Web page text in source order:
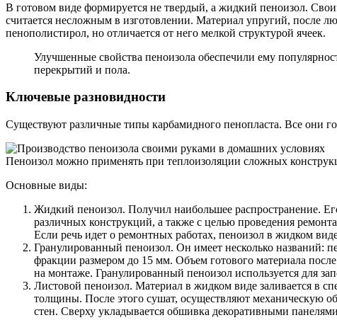
В готовом виде формируется не твердый, а жидкий пеноизол.
считается несложным в изготовлении. Материал упругий, после
пенополистирол, но отличается от него мелкой структурой ячеек.
Улучшенные свойства пеноизола обеспечили ему
перекрытий и пола.
Ключевые разновидности
Существуют различные типы карбамидного пенопласта. Все они
Пеноизол можно применять при теплоизоляции сложных
Основные виды:
Жидкий пеноизол. Получил наибольшее распространение.
различных конструкций, а также с целью проведения
Если речь идет о ремонтных работах, пеноизол в жидком
Гранулированный пеноизол. Он имеет несколько названий:
фракции размером до 15 мм. Объем готового материала
на монтаже. Гранулированный пеноизол используется для
Листовой пеноизол. Материал в жидком виде заливается в
толщины. После этого сушат, осуществляют механическую
стен. Сверху укладывается обшивка декоративными